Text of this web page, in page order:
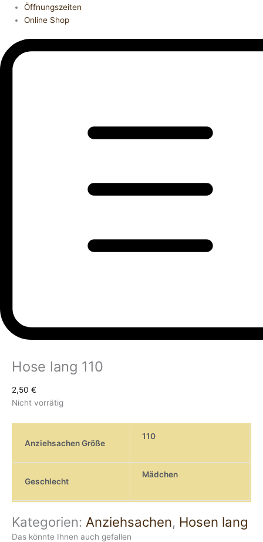
Öffnungszeiten
Online Shop
Hose lang 110
2,50 €
Nicht vorrätig
Anziehsachen Größe
110
Geschlecht
Mädchen
Kategorien: Anziehsachen, Hosen lang
Das könnte Ihnen auch gefallen